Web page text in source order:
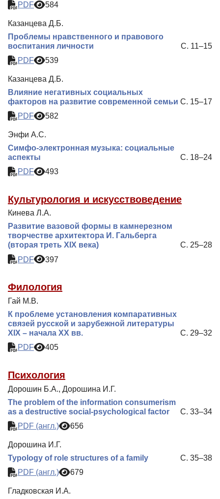
PDF
584
Казанцева Д.Б.
Проблемы нравственного и правового
воспитания личности
С. 11–15
PDF
539
Казанцева Д.Б.
Влияние негативных социальных
факторов на развитие современной семьи С. 15–17
PDF
582
Энфи А.С.
Симфо-электронная музыка: социальные
аспекты
С. 18–24
PDF
493
Культурология и искусствоведение
Кинева Л.А.
Развитие вазовой формы в камнерезном
творчестве архитектора И. Гальберга
(вторая треть XIX века)
С. 25–28
PDF
397
Филология
Гай М.В.
К проблеме установления компаративных
связей русской и зарубежной литературы
XIX – начала XX вв.
С. 29–32
PDF
405
Психология
Дорошин Б.А., Дорошина И.Г.
The problem of the information consumerism
as a destructive social-psychological factor
С. 33–34
PDF (англ.)
656
Дорошина И.Г.
Typology of role structures of a family
С. 35–38
PDF (англ.)
679
Гладковская И.А.